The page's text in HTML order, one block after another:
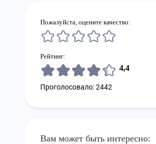
Пожалуйста, оцените качество:
Рейтинг:
4,4
Проголосовало: 2442
Вам может быть интересно: